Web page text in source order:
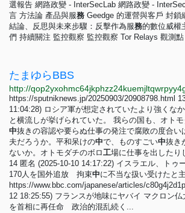
選報告 網路政變 - InterSecLab 網路政變 -
言 方法論 產品與服務 Geedge 的運營與客戶 封鎖
結論、反思與未來步驟：反擊作為服務的數位威權
們 持續關注 監控觀察 監控觀察 Tor Relays 觀測
たまゆらBBS
https://sputniknews.jp/20250903/20908798.html
11:04:28) ロシア軍が想定されていたより強くな
と横流しが挙げられていた。 我らの国も、オト
中抜きの容認や要らぬ仕事の発注で腐敗の度合い
夫だろうか。平和呆けの中で、ものすごい中抜き
ないか。オトモダチのボロ工場に仕事を出したり
14 匿名 (2025-10-10 14:17:22) イスラエル、トゥ
170人を国外追放 拘束中に不当な扱い受けたと
https://www.bbc.com/japanese/articles/
12 18:25:55) フランスが地味にヤバイ マクロン
を首相に再任命 政治的混乱続く...